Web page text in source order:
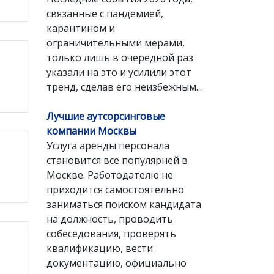
связанные с пандемией,
карантином и
ограничительными мерами,
только лишь в очередной раз
указали на это и усилили этот
тренд, сделав его неизбежным...
Лучшие аутсорсинговые
компании Москвы
Услуга аренды персонала
становится все популярней в
Москве. Работодателю не
приходится самостоятельно
заниматься поиском кандидата
на должность, проводить
собеседования, проверять
квалификацию, вести
документацию, официально